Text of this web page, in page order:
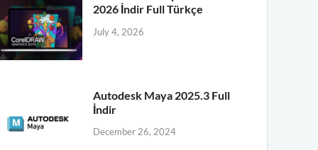
2026 İndir Full Türkçe
July 4, 2026
Autodesk Maya 2025.3 Full
İndir
December 26, 2024